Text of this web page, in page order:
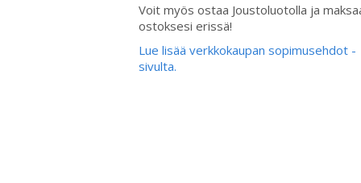
Voit myös ostaa Joustoluotolla ja
ostoksesi erissä!
Lue lisää verkkokaupan sopimusehdot -
sivulta.